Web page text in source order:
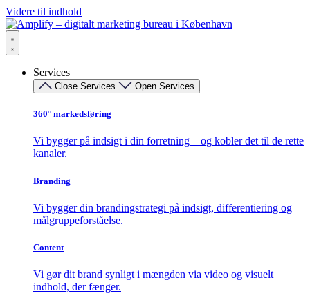
Videre til indhold
Services
Close Services Open Services
360° markedsføring​
Vi bygger på indsigt i din forretning – og kobler det til de rette
kanaler.
Branding
Vi bygger din brandingstrategi på indsigt, differentiering og
målgruppeforståelse.
Content
Vi gør dit brand synligt i mængden via video og visuelt
indhold, der fænger.